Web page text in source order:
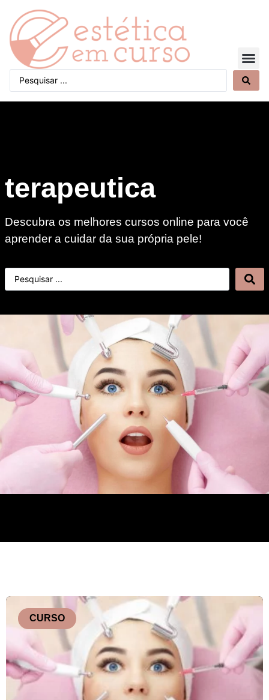
terapeutica
Descubra os melhores cursos online para você
aprender a cuidar da sua própria pele!
CURSO